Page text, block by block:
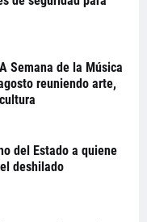
Semana de la Música
reuniendo arte,
del Estado a quiene
deshilado